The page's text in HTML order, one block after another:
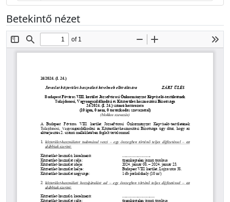
Betekintő nézet